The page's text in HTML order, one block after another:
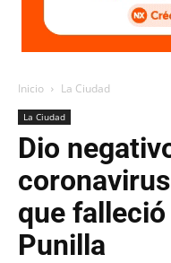
Inicio La Ciudad
La Ciudad
Dio
que
Punilla